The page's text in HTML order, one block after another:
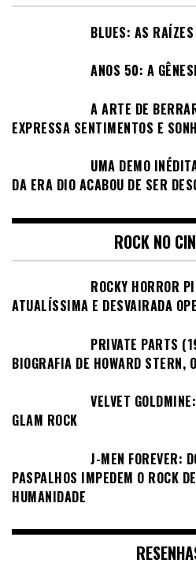
BLUES: AS
ANOS 50: A
A ARTE DE
EXPRESSA SENTIMENTOS E
UMA DEMO
DA ERA DIO ACABOU DE SER
ROCK NO
ROCKY HORROR
ATUALÍSSIMA E DESVAIRADA
PRIVATE PARTS
BIOGRAFIA DE HOWARD STERN,
VELVET
GLAM ROCK
J-MEN FOREVER:
PASPALHOS IMPEDEM O ROCK
HUMANIDADE